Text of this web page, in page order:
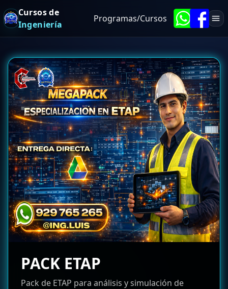
Cursos de
Ingeniería
Programas/Cursos
PACK ETAP
Pack de ETAP para análisis y simulación de